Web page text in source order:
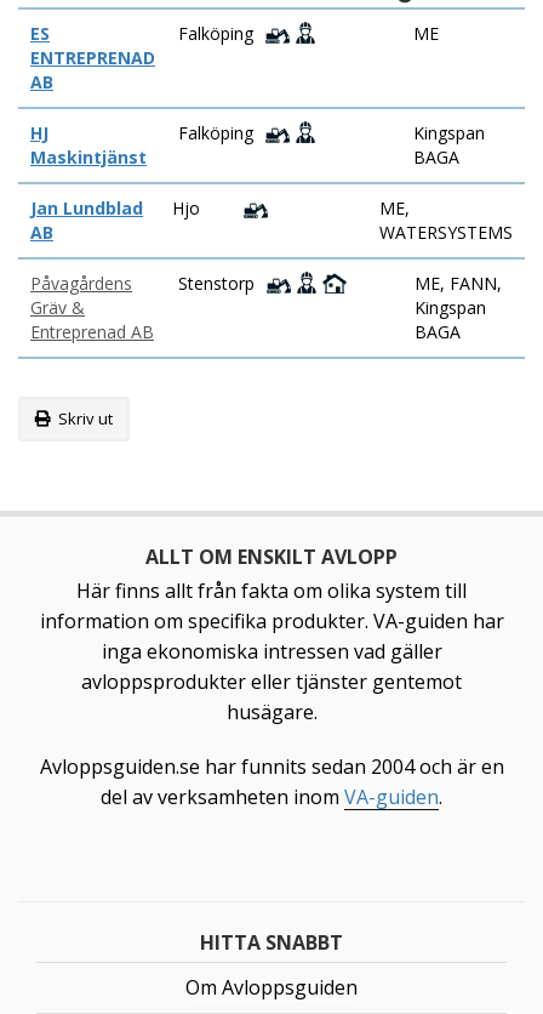
ES
ENTREPRENAD
AB
Falköping ME
HJ
Maskintjänst
Falköping
Kingspan
BAGA
Jan Lundblad
AB
Hjo
ME,
WATERSYSTEMS
Påvagårdens
Gräv &
Entreprenad AB
Stenstorp
ME, FANN,
Kingspan
BAGA
Skriv ut
ALLT OM ENSKILT AVLOPP
Här finns allt från fakta om olika system till
information om specifika produkter. VA-guiden har
inga ekonomiska intressen vad gäller
avloppsprodukter eller tjänster gentemot
husägare.
Avloppsguiden.se har funnits sedan 2004 och är en
del av verksamheten inom VA-guiden.
HITTA SNABBT
Om Avloppsguiden